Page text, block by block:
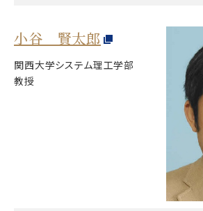
小谷 賢太郎
関西大学システム理工学部
教授